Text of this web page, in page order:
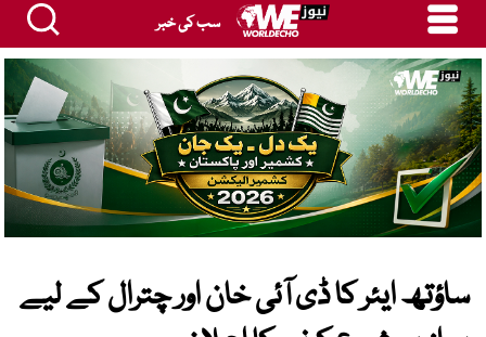
سب کی خبر
ساؤتھ ایئر کا ڈی آئی خان اور چترال کے لیے